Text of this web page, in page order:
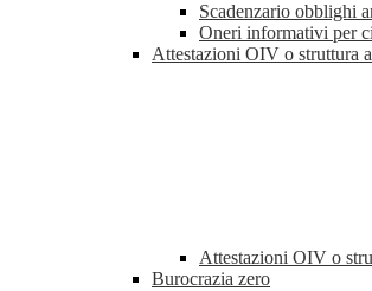
Scadenzario obblighi
Oneri informativi per
Attestazioni OIV o struttura
Attestazioni OIV o
Burocrazia zero